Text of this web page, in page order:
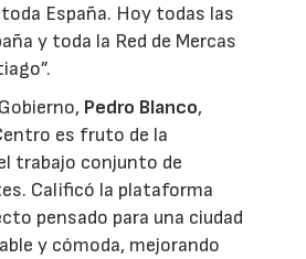
España. Hoy todas las
y toda la Red de Mercas
Pedro Blanco,
es fruto de la
trabajo conjunto de
Calificó la plataforma
pensado para una ciudad
y cómoda, mejorando